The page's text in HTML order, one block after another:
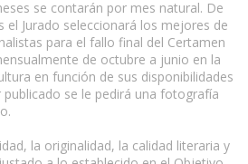
se contarán por mes natural. De
Jurado seleccionará los mejores de
para el fallo final del Certamen
de octubre a junio en la
en función de sus disponibilidades
se le pedirá una fotografía
la originalidad, la calidad literaria y